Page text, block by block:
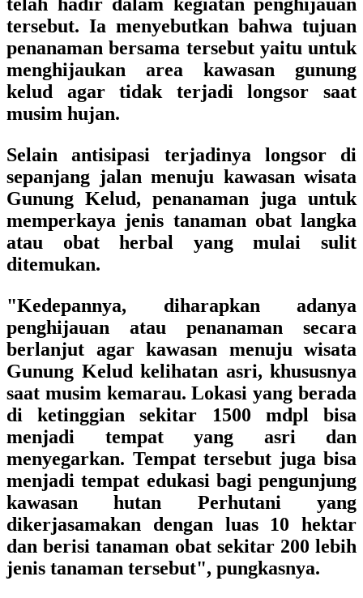
tersebut. Ia menyebutkan bahwa tujuan
penanaman bersama tersebut yaitu untuk
menghijaukan area kawasan gunung
kelud agar tidak terjadi longsor saat
musim hujan.
Selain antisipasi terjadinya longsor di
sepanjang jalan menuju kawasan wisata
Gunung Kelud, penanaman juga untuk
memperkaya jenis tanaman obat langka
atau obat herbal yang mulai sulit
ditemukan.
"Kedepannya, diharapkan adanya
penghijauan atau penanaman secara
berlanjut agar kawasan menuju wisata
Gunung Kelud kelihatan asri, khususnya
saat musim kemarau. Lokasi yang berada
di ketinggian sekitar 1500 mdpl bisa
menjadi tempat yang asri dan
menyegarkan. Tempat tersebut juga bisa
menjadi tempat edukasi bagi pengunjung
kawasan hutan Perhutani yang
dikerjasamakan dengan luas 10 hektar
dan berisi tanaman obat sekitar 200 lebih
jenis tanaman tersebut", pungkasnya.